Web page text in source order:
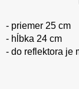
- priemer 25 cm
- hĺbka 24 cm
- do reflektora je